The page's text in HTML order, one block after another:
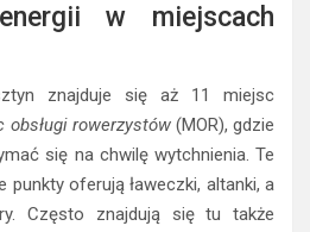
w miejscach
znajduje się aż 11 miejsc
obsługi rowerzystów(MOR), gdzie
się na chwilę wytchnienia. Te
punkty oferują ławeczki, altanki, a
Często znajdują się tu także